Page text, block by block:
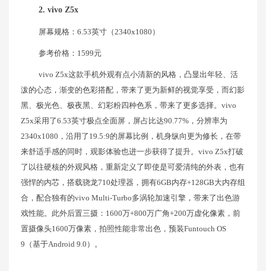
2. vivo Z5x
屏幕规格：6.53英寸（2340x1080）
参考价格：1599元
vivo Z5x这款手机外观有点小清新的风格，凸显出年轻、活
泼的心态，渐变的色彩搭配，带来了更为新鲜的视觉享受，而幻影
黑、极光色、极夜黑、幻彩粉四种色系，带来了更多选择。vivo
Z5x采用了6.53英寸极点全面屏，屏占比达90.77%，分辨率为
2340x1080，沿用了19.5:9的屏幕比例，机身纵向更为修长，在带
来舒适手感的同时，观影体验也进一步获得了提升。vivo Z5x打破
了以往硬核的外观风格，重新定义了即使是可爱清纯的外表，也有
强悍的内芯，搭载骁龙710处理器，拥有6GB内存+128GB大内存组
合，配合独有的vivo Multi-Turbo多涡轮加速引擎，带来了出色游
戏性能。此外后置三摄：1600万+800万广角+200万虚化像素，前
置摄像头1600万像素，拍照性能非常出色，预装Funtouch OS
9（基于Android 9.0）。